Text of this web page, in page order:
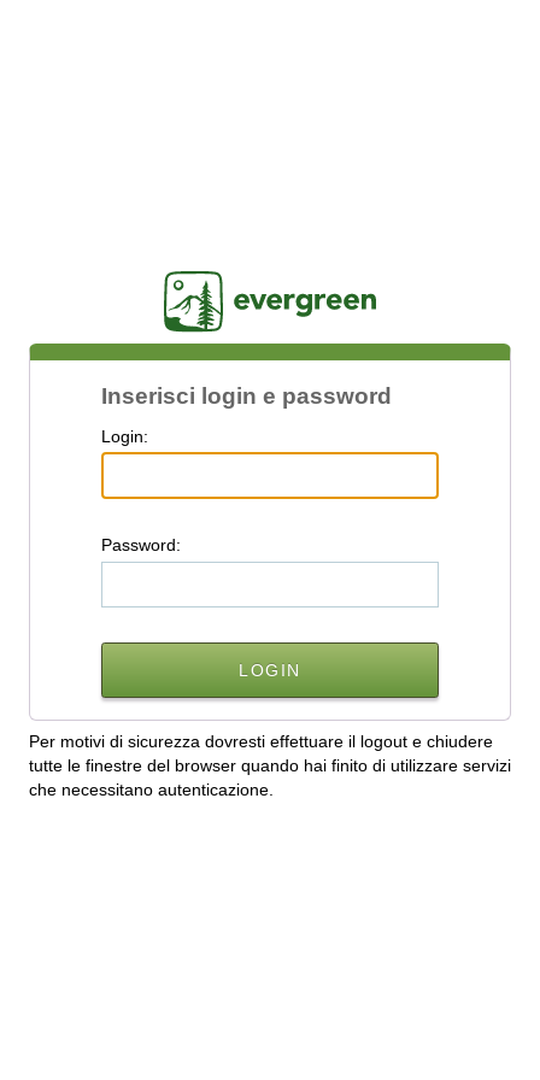
Inserisci login e password
L ogin:
Password:
Per motivi di sicurezza dovresti effettuare il logout e chiudere
tutte le finestre del browser quando hai finito di utilizzare servizi
che necessitano autenticazione.